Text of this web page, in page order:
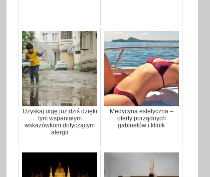
Uzyskaj ulgę już dziś dzięki
tym wspaniałym
wskazówkom dotyczącym
alergii
Medycyna estetyczna –
oferty porządnych
gabinetów i klinik